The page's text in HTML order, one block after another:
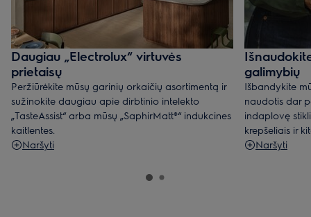
Daugiau „Electrolux“ virtuvės
prietaisų
Peržiūrėkite mūsų garinių orkaičių asortimentą ir
sužinokite daugiau apie dirbtinio intelekto
„TasteAssist“ arba mūsų „SaphirMatt®“ indukcines
kaitlentes.
Naršyti
galimybių
Išbandykite
naudotis dar
indaplovę
krepšeliais ir
Naršyti